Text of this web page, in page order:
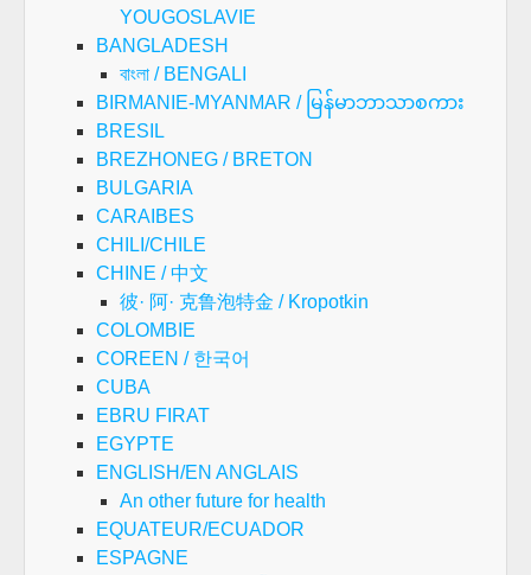
YOUGOSLAVIE
BANGLADESH
বাংলা / BENGALI
BIRMANIE-MYANMAR / မြန်မာဘာသာစကား
BRESIL
BREZHONEG / BRETON
BULGARIA
CARAIBES
CHILI/CHILE
CHINE / 中文
彼· 阿· 克鲁泡特金 / Kropotkin
COLOMBIE
COREEN / 한국어
CUBA
EBRU FIRAT
EGYPTE
ENGLISH/EN ANGLAIS
An other future for health
EQUATEUR/ECUADOR
ESPAGNE